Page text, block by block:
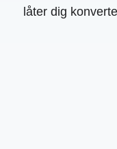
låter dig